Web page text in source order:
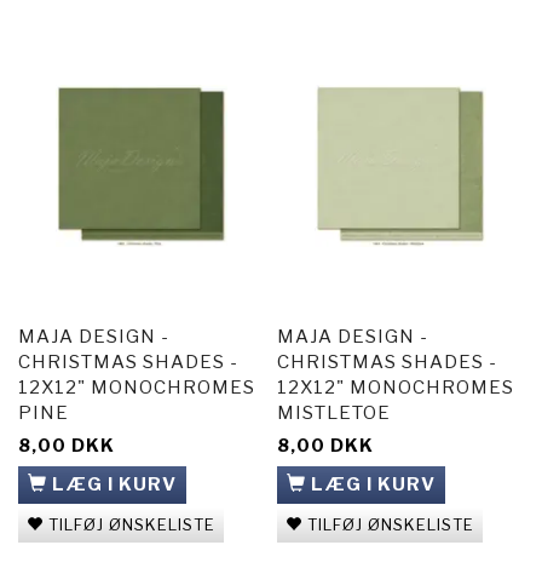
MAJA DESIGN -
CHRISTMAS SHADES -
12X12" MONOCHROMES
PINE
8,00 DKK
LÆG I KURV
TILFØJ ØNSKELISTE
MAJA DESIGN -
CHRISTMAS SHADES -
12X12" MONOCHROMES
MISTLETOE
8,00 DKK
LÆG I KURV
TILFØJ ØNSKELISTE